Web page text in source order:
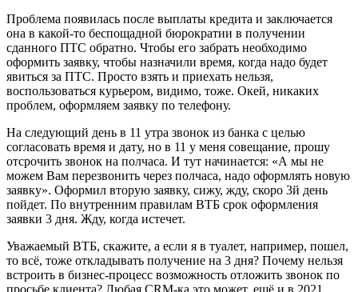
Проблема появилась после выплаты кредита и заключается
она в какой-то беспощадной бюрократии в получении
сданного ПТС обратно. Чтобы его забрать необходимо
оформить заявку, чтобы назначили время, когда надо будет
явиться за ПТС. Просто взять и приехать нельзя,
воспользоваться курьером, видимо, тоже. Окей, никаких
проблем, оформляем заявку по телефону.
На следующий день в 11 утра звонок из банка с целью
согласовать время и дату, но в 11 у меня совещание, прошу
отсрочить звонок на полчаса. И тут начинается: «А мы не
можем Вам перезвонить через полчаса, надо оформлять новую
заявку». Оформил вторую заявку, сижу, жду, скоро 3й день
пойдет. По внутренним правилам ВТБ срок оформления
заявки 3 дня. Жду, когда истечет.
Уважаемый ВТБ, скажите, а если я в туалет, например, пошел,
то всё, тоже откладывать получение на 3 дня? Почему нельзя
встроить в бизнес-процесс возможность отложить звонок по